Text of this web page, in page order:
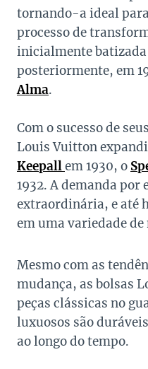
tornando-a ideal
processo de
inicialmente batizada
posteriormente, em
Alma.
Com o sucesso de
Louis Vuitton
Keepallem 1930, o
1932. A demanda por
extraordinária, e até
em uma variedade
Mesmo com as
mudança, as bolsas
peças clássicas no
luxuosos são
ao longo do tempo.